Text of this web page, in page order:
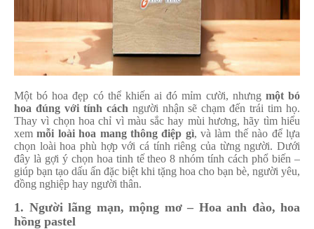
Một bó hoa đẹp có thể khiến ai đó mỉm cười, nhưng một bó
hoa đúng với tính cách người nhận sẽ chạm đến trái tim họ.
Thay vì chọn hoa chỉ vì màu sắc hay mùi hương, hãy tìm hiểu
xemmỗi loài hoa mang thông điệp gì, và làm thế nào để lựa
chọn loài hoa phù hợp với cá tính riêng của từng người. Dưới
đây là gợi ý chọn hoa tinh tế theo 8 nhóm tính cách phổ biến –
giúp bạn tạo dấu ấn đặc biệt khi tặng hoa cho bạn bè, người yêu,
đồng nghiệp hay người thân.
1. Người lãng mạn, mộng mơ – Hoa anh đào, hoa
hồng pastel